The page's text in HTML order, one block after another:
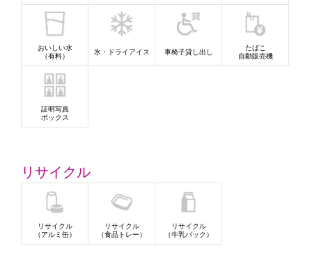
おいしい水
（有料）
氷・ドライアイス 車椅子貸し出し
たばこ
自動販売機
証明写真
ボックス
リサイクル
リサイクル
（アルミ缶）
リサイクル
（食品トレー）
リサイクル
（牛乳パック）